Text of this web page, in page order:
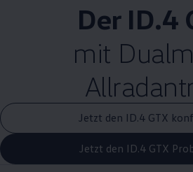
Der ID.4
mit
Jetzt den ID.4 GTX
Jetzt den ID.4 GTX